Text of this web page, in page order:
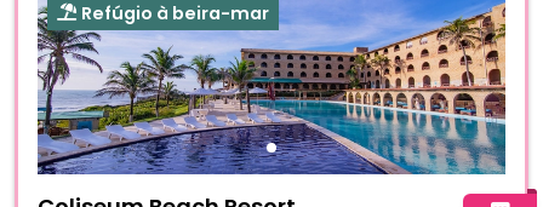
Refúgio à beira-mar